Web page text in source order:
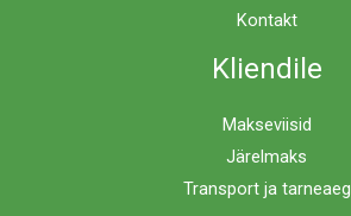
Kontakt
Kliendile
Makseviisid
Järelmaks
Transport ja tarneaeg